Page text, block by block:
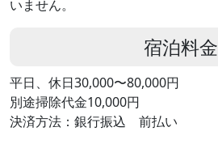
いません。
宿泊料金
平日、休日30,000〜80,000円
別途掃除代金10,000円
決済方法：銀行振込 前払い